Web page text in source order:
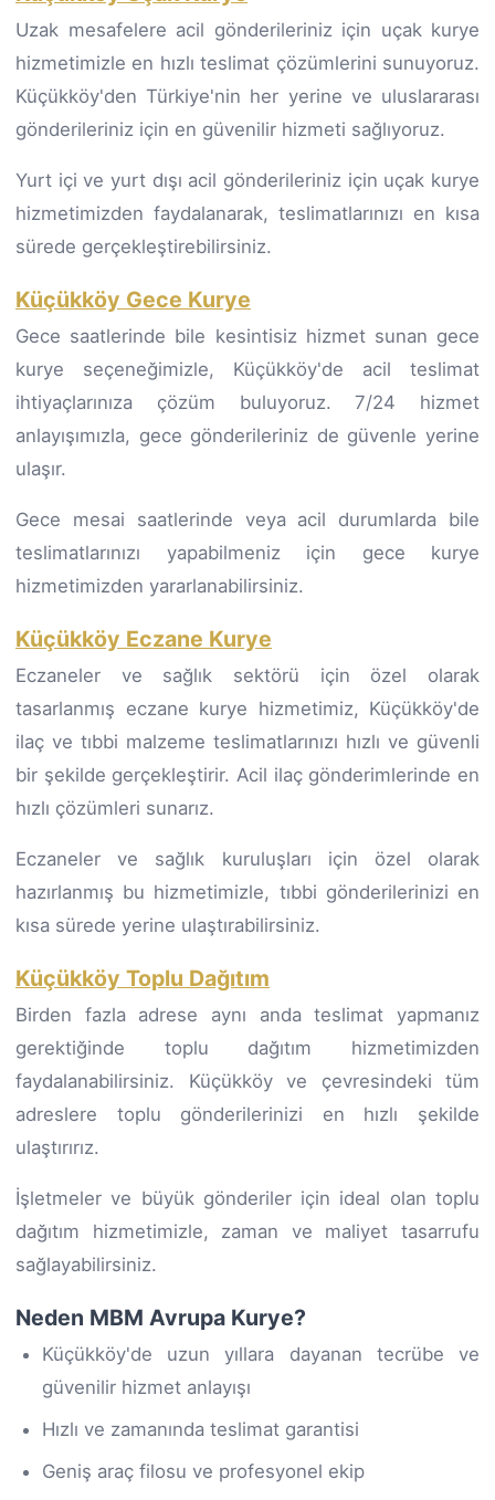
Uzak mesafelere acil gönderileriniz için uçak kurye
hizmetimizle en hızlı teslimat çözümlerini sunuyoruz.
Küçükköy'den Türkiye'nin her yerine ve uluslararası
gönderileriniz için en güvenilir hizmeti sağlıyoruz.
Yurt içi ve yurt dışı acil gönderileriniz için uçak kurye
hizmetimizden faydalanarak, teslimatlarınızı en kısa
sürede gerçekleştirebilirsiniz.
Küçükköy Gece Kurye
Gece saatlerinde bile kesintisiz hizmet sunan gece
kurye seçeneğimizle, Küçükköy'de acil teslimat
ihtiyaçlarınıza çözüm buluyoruz. 7/24 hizmet
anlayışımızla, gece gönderileriniz de güvenle yerine
ulaşır.
Gece mesai saatlerinde veya acil durumlarda bile
teslimatlarınızı yapabilmeniz için gece kurye
hizmetimizden yararlanabilirsiniz.
Küçükköy Eczane Kurye
Eczaneler ve sağlık sektörü için özel olarak
tasarlanmış eczane kurye hizmetimiz, Küçükköy'de
ilaç ve tıbbi malzeme teslimatlarınızı hızlı ve güvenli
bir şekilde gerçekleştirir. Acil ilaç gönderimlerinde en
hızlı çözümleri sunarız.
Eczaneler ve sağlık kuruluşları için özel olarak
hazırlanmış bu hizmetimizle, tıbbi gönderilerinizi en
kısa sürede yerine ulaştırabilirsiniz.
Küçükköy Toplu Dağıtım
Birden fazla adrese aynı anda teslimat yapmanız
gerektiğinde toplu dağıtım hizmetimizden
faydalanabilirsiniz. Küçükköy ve çevresindeki tüm
adreslere toplu gönderilerinizi en hızlı şekilde
ulaştırırız.
İşletmeler ve büyük gönderiler için ideal olan toplu
dağıtım hizmetimizle, zaman ve maliyet tasarrufu
sağlayabilirsiniz.
Neden MBM Avrupa Kurye?
Küçükköy'de uzun yıllara dayanan tecrübe ve
güvenilir hizmet anlayışı
Hızlı ve zamanında teslimat garantisi
Geniş araç filosu ve profesyonel ekip